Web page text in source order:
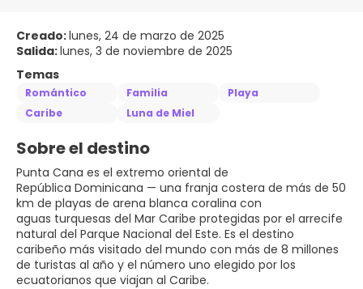
Creado:lunes, 24 de marzo de 2025
Salida:lunes, 3 de noviembre de 2025
Temas
Romántico Familia
Playa
Caribe
Luna de Miel
Sobre el destino
Punta Cana es el extremo oriental de
República Dominicana — una franja costera de más de 50
km de playas de arena blanca coralina con
aguas turquesas del Mar Caribe protegidas por el arrecife
natural del Parque Nacional del Este. Es el destino
caribeño más visitado del mundo con más de 8 millones
de turistas al año y el número uno elegido por los
ecuatorianos que viajan al Caribe.